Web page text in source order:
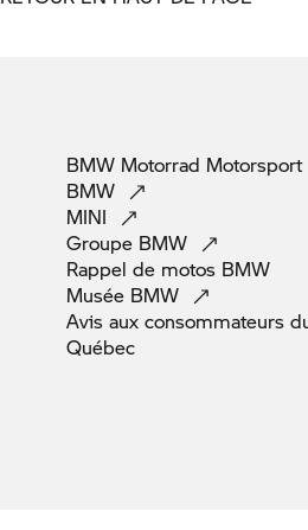
BMW Motorrad Motorsport
BMW
MINI
Groupe BMW
Rappel de motos BMW
Musée BMW
Avis aux consommateurs
Québec